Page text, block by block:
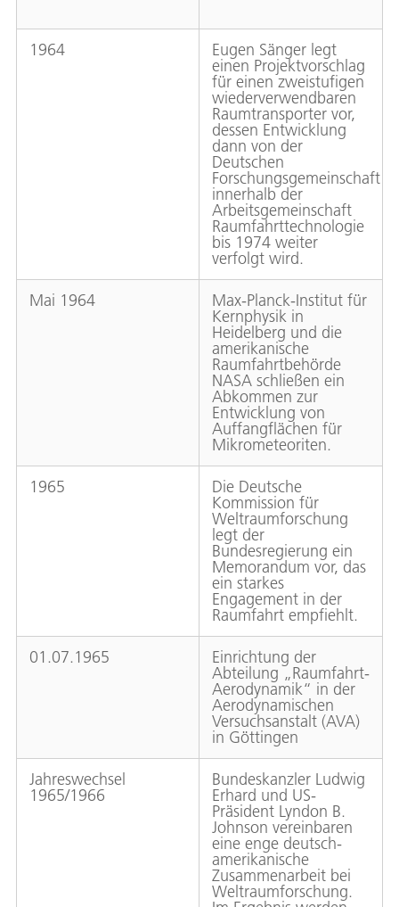
1964 Eugen Sänger legt
einen Projektvorschlag
für einen zweistufigen
wiederverwendbaren
Raumtransporter vor,
dessen Entwicklung
dann von der
Deutschen
Forschungsgemeinschaft
innerhalb der
Arbeitsgemeinschaft
Raumfahrttechnologie
bis 1974 weiter
verfolgt wird.
Mai 1964 Max-Planck-Institut für
Kernphysik in
Heidelberg und die
amerikanische
Raumfahrtbehörde
NASA schließen ein
Abkommen zur
Entwicklung von
Auffangflächen für
Mikrometeoriten.
1965 Die Deutsche
Kommission für
Weltraumforschung
legt der
Bundesregierung ein
Memorandum vor, das
ein starkes
Engagement in der
Raumfahrt empfiehlt.
01.07.1965 Einrichtung der
Abteilung „Raumfahrt-
Aerodynamik“ in der
Aerodynamischen
Versuchsanstalt (AVA)
in Göttingen
Jahreswechsel
1965/1966
Bundeskanzler Ludwig
Erhard und US-
Präsident Lyndon B.
Johnson vereinbaren
eine enge deutsch-
amerikanische
Zusammenarbeit bei
Weltraumforschung.